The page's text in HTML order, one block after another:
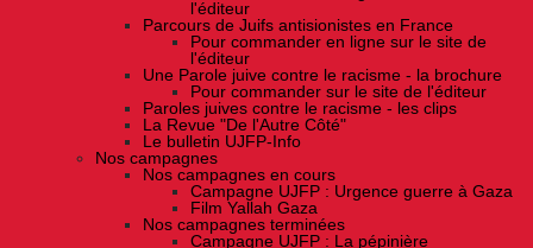
l'éditeur
Parcours de Juifs antisionistes en France
Pour commander en ligne sur le site de
l'éditeur
Une Parole juive contre le racisme - la brochure
Pour commander sur le site de l'éditeur
Paroles juives contre le racisme - les clips
La Revue "De l'Autre Côté"
Le bulletin UJFP-Info
Nos campagnes
Nos campagnes en cours
Campagne UJFP : Urgence guerre à Gaza
Film Yallah Gaza
Nos campagnes terminées
Campagne UJFP : La pépinière